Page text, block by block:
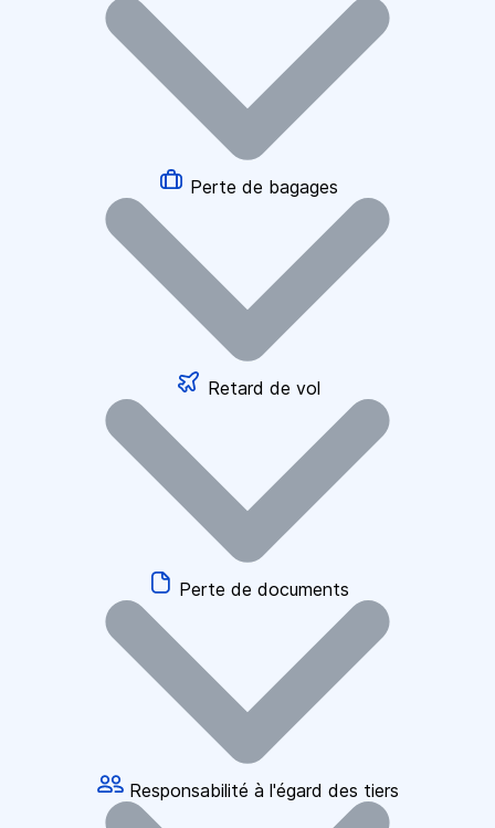
Perte de bagages
Retard de vol
Perte de documents
Responsabilité à l'égard des tiers